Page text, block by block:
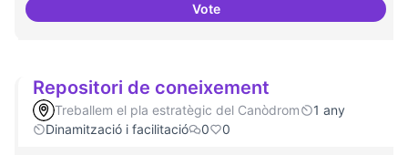
VoteResidències d'èxit
Repositori de coneixement
Treballem el pla estratègic del Canòdrom
1 any
Dinamització i facilitació
0 0